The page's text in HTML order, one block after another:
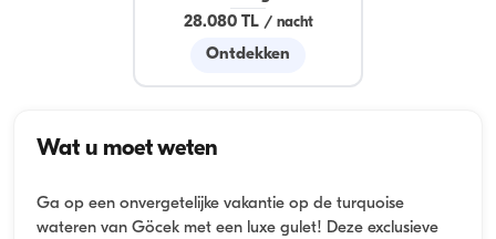
28.080 TL/ nacht
Ontdekken
Wat u moet weten
Ga op een onvergetelijke vakantie op de turquoise
wateren van Göcek met een luxe gulet! Deze exclusieve